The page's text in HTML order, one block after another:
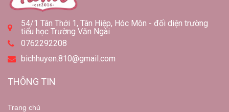
54/1 Tân Thới 1, Tân Hiệp, Hóc Môn - đối diện trường
tiểu học Trường Văn Ngài
0762292208
bichhuyen.810@gmail.com
THÔNG TIN
Trang chủ